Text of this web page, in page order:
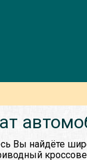
Вы найдёте